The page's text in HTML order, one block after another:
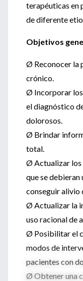
terapéuticas en
de diferente
Objetivos
Ø Reconocer la
crónico.
Ø Incorporar los
el diagnóstico
dolorosos.
Ø Brindar
total.
Ø Actualizar los
que se
conseguir alivio
Ø Actualizar la
uso racional de
Ø Posibilitar el
modos de
pacientes con
Ø Obtener una